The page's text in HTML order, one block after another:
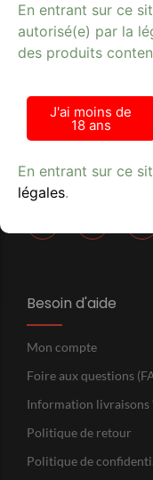
Tabac Presse -
42 RUE DE LA
Lundi - Samedi :
SIRET 524 022
Besoin d'aide
Mon compte
Foire aux questions
Information livraisons
Politique de retour
Politique de
En entrant sur ce
autorisé(e) par la
des produits
J'ai moins de
18 ans
En entrant sur ce
légales.